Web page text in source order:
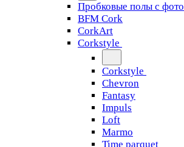
Пробковые полы с
BFM Cork
CorkArt
Corkstyle
Corkstyle
Chevron
Fantasy
Impuls
Loft
Marmo
Time parquet